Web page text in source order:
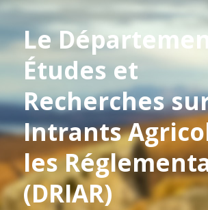
Le
Études et
Recherches
Intrants
les
(DRIAR)